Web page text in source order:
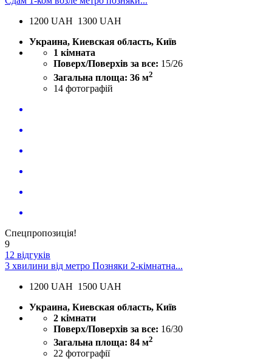
1200 UAH 1300 UAH
Украина, Киевская область, Київ
1 кімната
Поверх/Поверхів за все: 15/26
Загальна площа: 36 м2
14 фотографій
Спецпропозиція!
9
12 відгуків
3 хвилини від метро Позняки 2-кімнатна...
1200 UAH 1500 UAH
Украина, Киевская область, Київ
2 кімнати
Поверх/Поверхів за все: 16/30
Загальна площа: 84 м2
22 фотографії